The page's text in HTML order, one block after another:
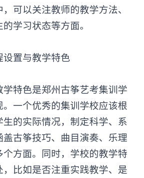
可以关注教师的教学方法、
学习状态等方面。
置与教学特色
特色是郑州古筝艺考集训学
一个优秀的集训学校应该根
的实际情况，制定科学、系
古筝技巧、曲目演奏、乐理
方面。同时，学校的教学特
比如是否注重实践教学、是